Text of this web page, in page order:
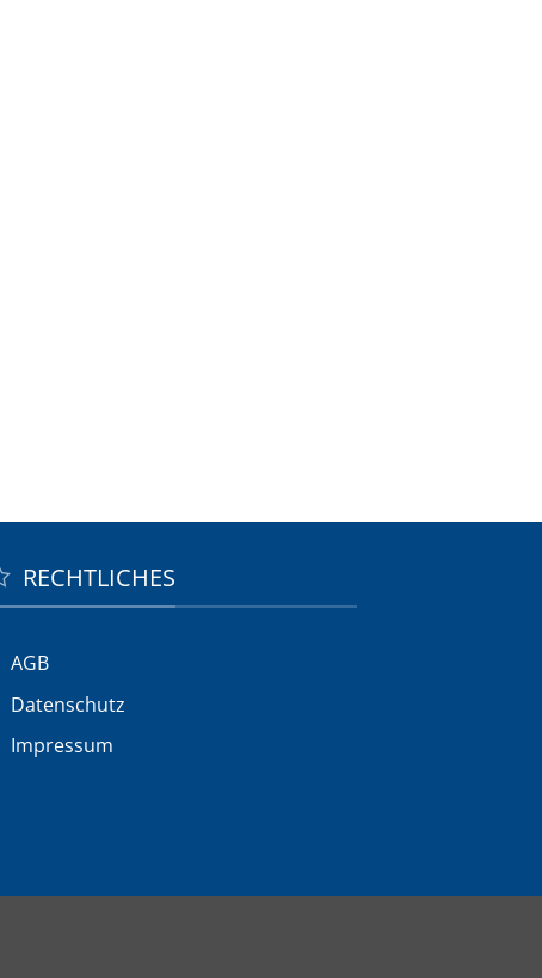
RECHTLICHES
AGB
Datenschutz
Impressum